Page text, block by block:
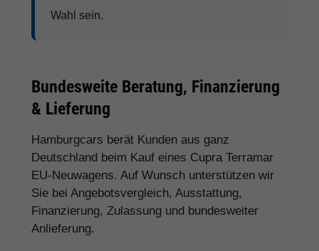
Wahl sein.
Bundesweite Beratung, Finanzierung
& Lieferung
Hamburgcars berät Kunden aus ganz
Deutschland beim Kauf eines Cupra Terramar
EU-Neuwagens. Auf Wunsch unterstützen wir
Sie bei Angebotsvergleich, Ausstattung,
Finanzierung, Zulassung und bundesweiter
Anlieferung.